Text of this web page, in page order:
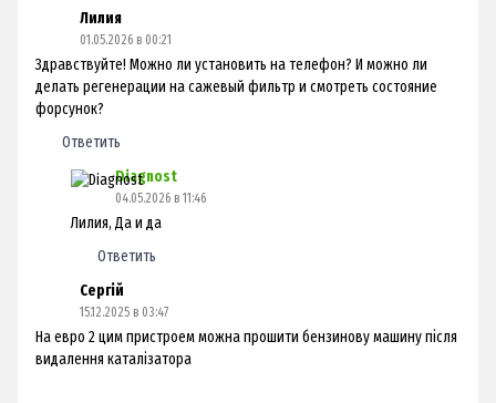
Лилия
01.05.2026 в 00:21
Здравствуйте! Можно ли установить на телефон? И можно ли
делать регенерации на сажевый фильтр и смотреть состояние
форсунок?
Ответить
Diagnost
04.05.2026 в 11:46
Лилия, Да и да
Ответить
Сергій
15.12.2025 в 03:47
На евро 2 цим пристроем можна прошити бензинову машину після
видалення каталізатора